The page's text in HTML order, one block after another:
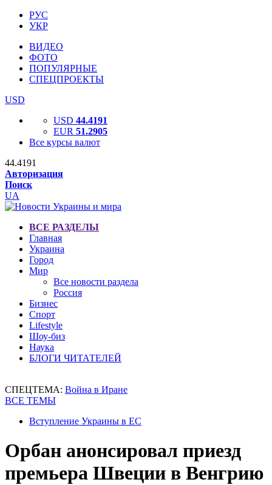
РУС
УКР
ВИДЕО
ФОТО
ПОПУЛЯРНЫЕ
СПЕЦПРОЕКТЫ
USD
USD 44.4191
EUR 51.2905
Все курсы валют
44.4191
Авторизация
Поиск
UA
ВСЕ РАЗДЕЛЫ
Главная
Украина
Город
Мир
Все новости раздела
Россия
Бизнес
Спорт
Lifestyle
Шоу-биз
Наука
БЛОГИ ЧИТАТЕЛЕЙ
СПЕЦТЕМА: Война в Иране
ВСЕ ТЕМЫ
Вступление Украины в ЕС
Орбан анонсировал приезд
премьера Швеции в Венгрию